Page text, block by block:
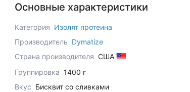
Основные характеристики
Категория Изолят протеина
Производитель Dymatize
Страна производителя США
Группировка 1400 г
Вкус Бисквит со сливками